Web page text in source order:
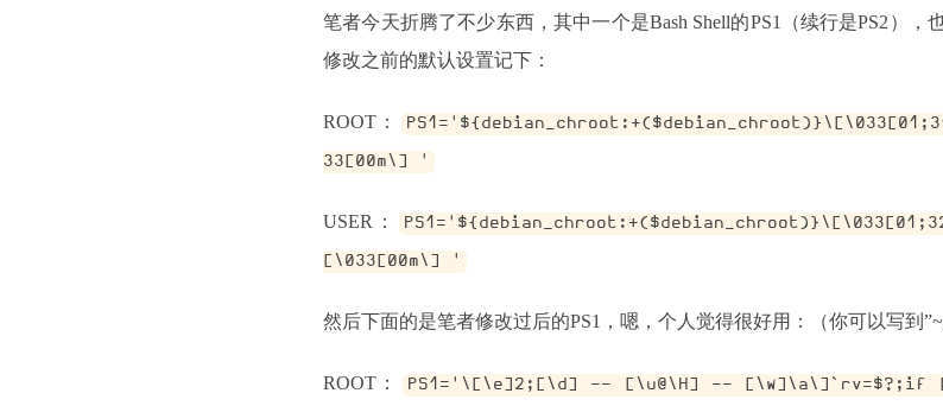
笔者今天折腾了不少东西，其中一个是Bash Shell的PS1（续行是PS2）
修改之前的默认设置记下：
ROOT：
33[00m\] '
USER：
[\033[00m\] '
然后下面的是笔者修改过后的PS1，嗯，个人觉得很好用：（你可以写到”~/
ROOT： PS1='\[\e]2;[\d] -- [\u@\H] -- [\w]\a\]`rv=$?;if